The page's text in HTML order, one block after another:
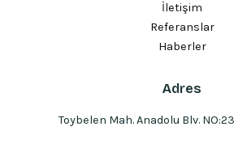
İletişim
Referanslar
Haberler
Adres
Toybelen Mah. Anadolu Blv.